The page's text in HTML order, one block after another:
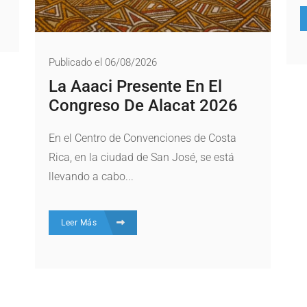
Publicado el 06/08/2026
La Aaaci Presente En El
Congreso De Alacat 2026
En el Centro de Convenciones de Costa
Rica, en la ciudad de San José, se está
llevando a cabo...
Leer Más